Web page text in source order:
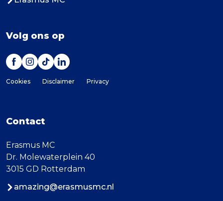
Volg ons op
Cookies Disclaimer Privacy
Contact
Erasmus MC
Dr. Molewaterplein 40
3015 GD Rotterdam
amazing@erasmusmc.nl